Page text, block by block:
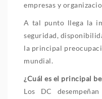
empresas y
A tal punto llega la
seguridad,
la principal
mundial.
¿Cuál es el principal
Los DC